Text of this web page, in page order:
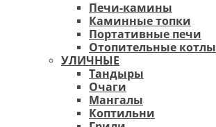
Печи-камины
Каминные топки
Портативные печи
Отопительные котлы
УЛИЧНЫЕ
Тандыры
Очаги
Мангалы
Коптильни